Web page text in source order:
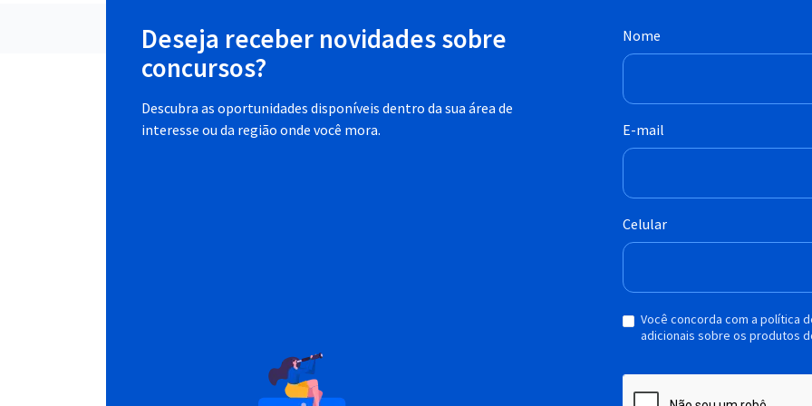
Deseja receber novidades sobre
concursos?
Descubra as oportunidades disponíveis dentro da sua área de
interesse ou da região onde você mora.
Nome
E-mail
Celular
Você concorda com a política
adicionais sobre os produtos